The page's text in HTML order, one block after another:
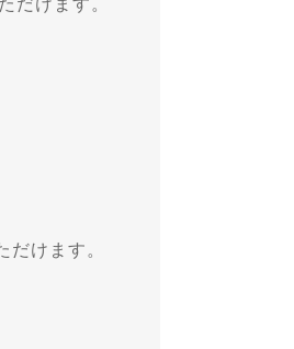
だけます。
けます。